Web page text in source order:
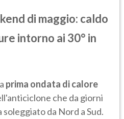
di maggio: caldo
intorno ai 30° in
prima ondata di calore
che da giorni
da Nord a Sud.